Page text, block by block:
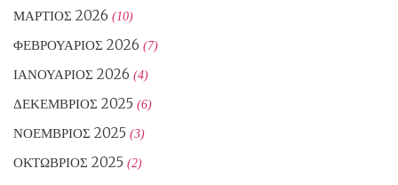
ΜΆΡΤΙΟΣ 2026 (10)
ΦΕΒΡΟΥΆΡΙΟΣ 2026 (7)
ΙΑΝΟΥΆΡΙΟΣ 2026 (4)
ΔΕΚΈΜΒΡΙΟΣ 2025 (6)
ΝΟΈΜΒΡΙΟΣ 2025 (3)
ΟΚΤΏΒΡΙΟΣ 2025 (2)